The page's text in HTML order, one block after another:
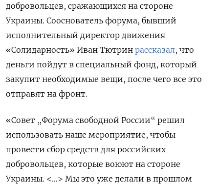
добровольцев, сражающихся на стороне
Украины. Сооснователь форума, бывший
исполнительный директор движения
«Солидарность» Иван Тютрин рассказал, что
деньги пойдут в специальный фонд, который
закупит необходимые вещи, после чего все это
отправят на фронт.
«Совет „Форума свободной России“ решил
использовать наше мероприятие, чтобы
провести сбор средств для российских
добровольцев, которые воюют на стороне
Украины. <…> Мы это уже делали в прошлом